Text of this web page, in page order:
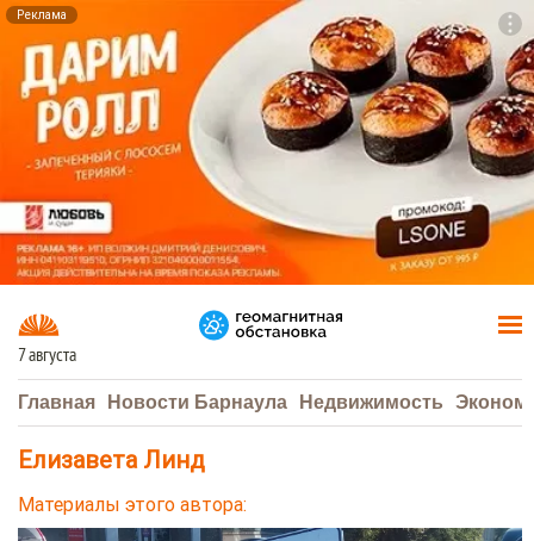
Реклама
7 августа
Главная Новости Барнаула Недвижимость
Елизавета Линд
Материалы этого автора: